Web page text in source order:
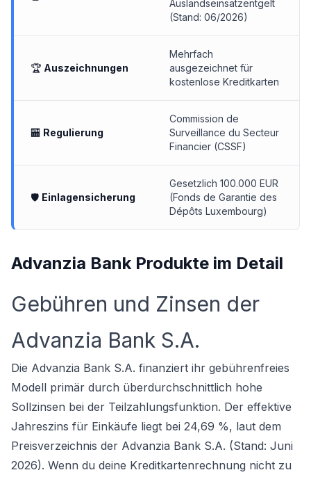
Auslandseinsatzentgelt
(Stand: 06/2026)
🏆 Auszeichnungen
Mehrfach
ausgezeichnet für
kostenlose Kreditkarten
🏧 Regulierung
Commission de
Surveillance du Secteur
Financier (CSSF)
🛡 Einlagensicherung
Gesetzlich 100.000 EUR
(Fonds de Garantie des
Dépôts Luxembourg)
Advanzia Bank Produkte im Detail
Gebühren und Zinsen der
Advanzia Bank S.A.
Die Advanzia Bank S.A. finanziert ihr gebührenfreies
Modell primär durch überdurchschnittlich hohe
Sollzinsen bei der Teilzahlungsfunktion. Der effektive
Jahreszins für Einkäufe liegt bei 24,69 %, laut dem
Preisverzeichnis der Advanzia Bank S.A. (Stand: Juni
2026). Wenn du deine Kreditkartenrechnung nicht zu